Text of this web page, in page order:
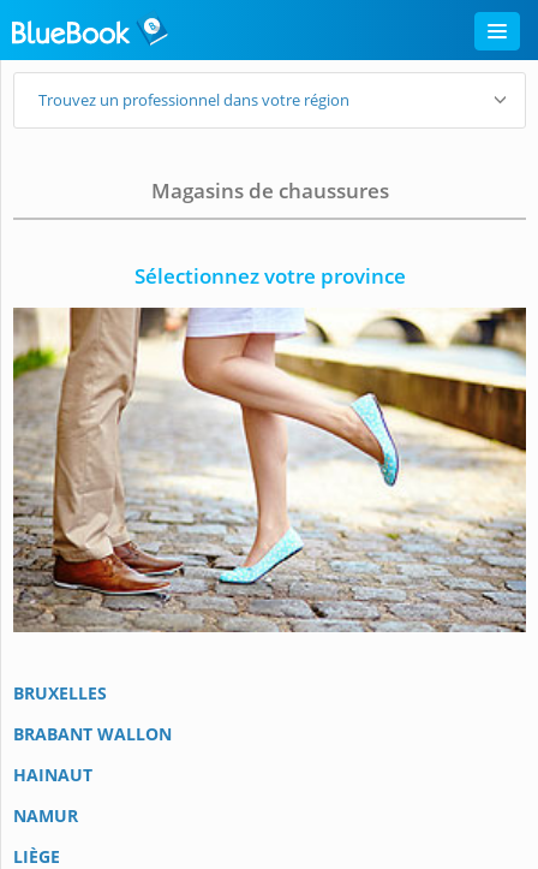
Trouvez un professionnel dans votre région
Magasins de chaussures
Sélectionnez votre province
BRUXELLES
BRABANT WALLON
HAINAUT
NAMUR
LIÈGE